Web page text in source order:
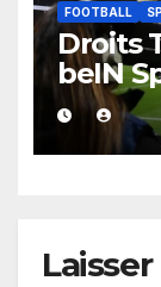
FOOTBALL
Droits
beIN
de la